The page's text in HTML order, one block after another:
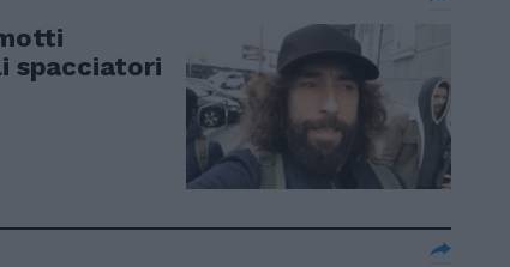
spacciatori